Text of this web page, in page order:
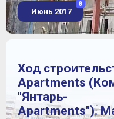
Июнь 2017
8
Ход
Apartments
"Янтарь-
Apartments").